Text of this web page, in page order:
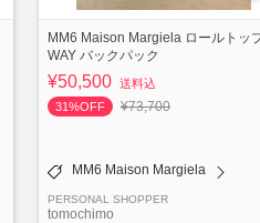
MM6 Maison Margiela ロールトッ
WAY バックパック
¥50,500 送料込
31%OFF
¥73,700
MM6 Maison Margiela
PERSONAL SHOPPER
tomochimo